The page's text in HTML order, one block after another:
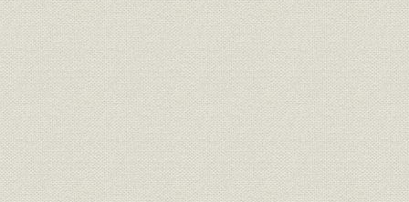
役員 役員一覧 昭和54年6
組織 組織図 昭和54年